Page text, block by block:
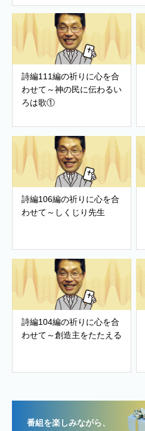
詩編111編の祈りに心を合
わせて～神の民に伝わるい
ろは歌①
詩編106編の祈りに心を合
わせて～しくじり先生
詩編104編の祈りに心を合
わせて～創造主をたたえる
番組を楽しみながら、